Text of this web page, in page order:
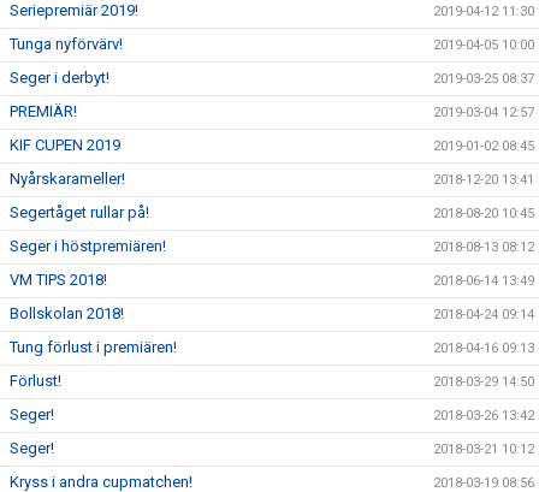
Seriepremiär 2019! 2019-04-12 11:30
Tunga nyförvärv! 2019-04-05 10:00
Seger i derbyt! 2019-03-25 08:37
PREMIÄR! 2019-03-04 12:57
KIF CUPEN 2019 2019-01-02 08:45
Nyårskarameller! 2018-12-20 13:41
Segertåget rullar på! 2018-08-20 10:45
Seger i höstpremiären! 2018-08-13 08:12
VM TIPS 2018! 2018-06-14 13:49
Bollskolan 2018! 2018-04-24 09:14
Tung förlust i premiären! 2018-04-16 09:13
Förlust! 2018-03-29 14:50
Seger! 2018-03-26 13:42
Seger! 2018-03-21 10:12
Kryss i andra cupmatchen! 2018-03-19 08:56